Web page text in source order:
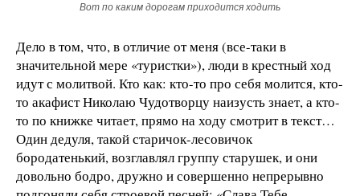
Вот по каким дорогам приходится ходить
Дело в том, что, в отличие от меня (все-таки в
значительной мере «туристки»), люди в крестный ход
идут с молитвой. Кто как: кто-то про себя молится, кто-
то акафист Николаю Чудотворцу наизусть знает, а кто-
то по книжке читает, прямо на ходу смотрит в текст…
Один дедуля, такой старичок-лесовичок
бородатенький, возглавлял группу старушек, и они
довольно бодро, дружно и совершенно непрерывно